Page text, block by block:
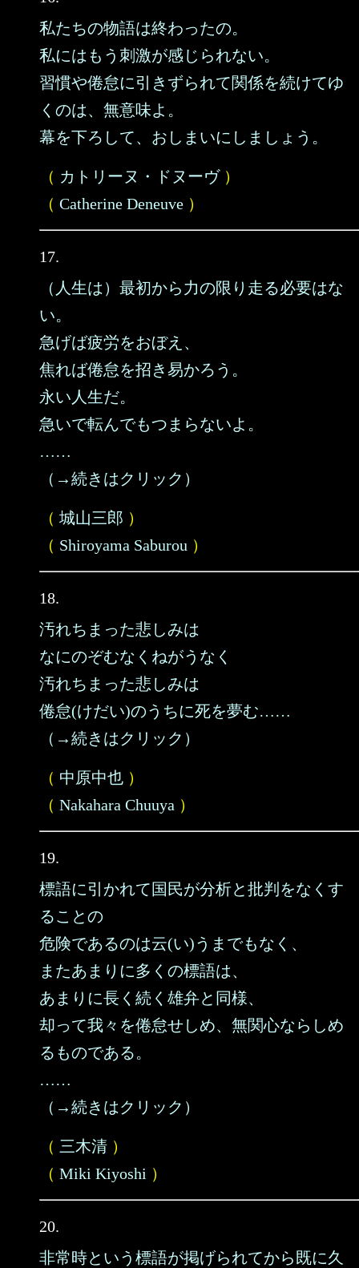
私たちの物語は終わったの。
私にはもう刺激が感じられない。
習慣や倦怠に引きずられて関係を続けてゆ
くのは、無意味よ。
幕を下ろして、おしまいにしましょう。
（ カトリーヌ・ドヌーヴ）
（ Catherine Deneuve ）
17.
（人生は）最初から力の限り走る必要はな
い。
急げば疲労をおぼえ、
焦れば倦怠を招き易かろう。
永い人生だ。
急いで転んでもつまらないよ。
……
（→続きはクリック）
（ 城山三郎 ）
（ Shiroyama Saburou ）
18.
汚れちまった悲しみは
なにのぞむなくねがうなく
汚れちまった悲しみは
倦怠(けだい)のうちに死を夢む……
（→続きはクリック）
（ 中原中也 ）
（ Nakahara Chuuya ）
19.
標語に引かれて国民が分析と批判をなくす
ることの
危険であるのは云(い)うまでもなく、
またあまりに多くの標語は、
あまりに長く続く雄弁と同様、
却って我々を倦怠せしめ、無関心ならしめ
るものである。
……
（→続きはクリック）
（ 三木清 ）
（ Miki Kiyoshi ）
20.
非常時という標語が掲げられてから既に久